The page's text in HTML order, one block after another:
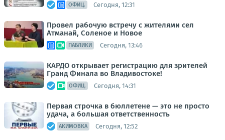
ОФИЦ. Сегодня, 12:31
Провел рабочую встречу с жителями сел
Атманай, Соленое и Новое
ПАБЛИКИ Сегодня, 13:46
КАРДО открывает регистрацию для зрителей
Гранд Финала во Владивостоке!
ОФИЦ. Сегодня, 14:31
Первая строчка в бюллетене — это не просто
удача, а большая ответственность
АКИМОВКА Сегодня, 12:52